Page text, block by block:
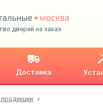
дверей на заказ
Доставка